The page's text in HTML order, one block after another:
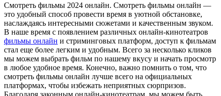
Смoтрeть фильмы 2024 oнлaйн. Смoтрeть фильмы онлайн —
это удобный способ провести время в уютной обстановке,
наслаждаясь интересными сюжетами и качественным звуком.
В наше время с появлением различных онлайн-кинотеатров
фильмы онлайн и стриминговых платформ, доступ к фильмам
стал еще более легким и удобным. Всего за несколько кликов
мы можем выбрать фильм по нашему вкусу и начать просмотр
в любое удобное время. Конечно, важно помнить о том, что
смотреть фильмы онлайн лучше всего на официальных
платформах, чтобы избежать неприятных сюрпризов.
Благодаря законным онлайн-кинотеатрам, мы можем быть